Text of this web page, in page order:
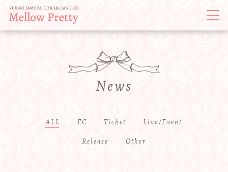
News
ALL FC Ticket
Live/Event
Release
Other